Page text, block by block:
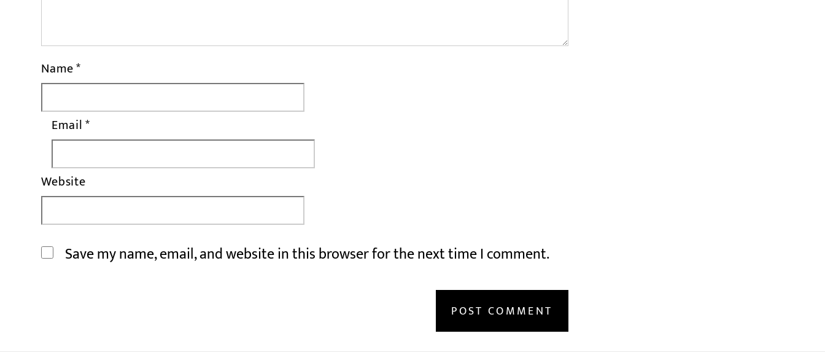
Name*
Email*
Website
Save my name, email, and website in this browser for the next time I comment.